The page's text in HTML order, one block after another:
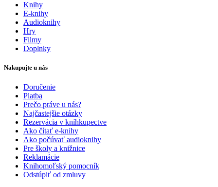
Knihy
E-knihy
Audioknihy
Hry
Filmy
Doplnky
Nakupujte u nás
Doručenie
Platba
Prečo práve u nás?
Najčastejšie otázky
Rezervácia v kníhkupectve
Ako čítať e-knihy
Ako počúvať audioknihy
Pre školy a knižnice
Reklamácie
Knihomoľský pomocník
Odstúpiť od zmluvy